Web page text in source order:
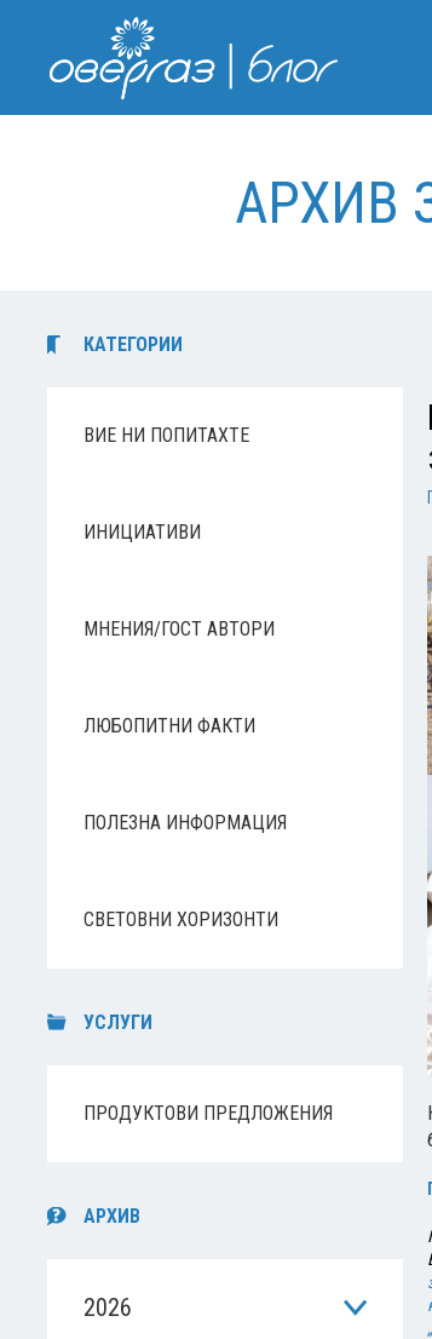
АРХИВ
КАТЕГОРИИ
ВИЕ НИ ПОПИТАХТЕ
ИНИЦИАТИВИ
МНЕНИЯ/ГОСТ АВТОРИ
ЛЮБОПИТНИ ФАКТИ
ПОЛЕЗНА ИНФОРМАЦИЯ
СВЕТОВНИ ХОРИЗОНТИ
УСЛУГИ
ПРОДУКТОВИ ПРЕДЛОЖЕНИЯ
АРХИВ
2026